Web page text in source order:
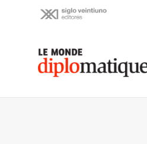
Le monde diplomatique